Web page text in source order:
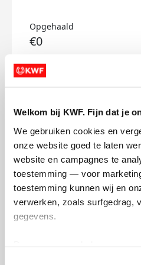
Welkom bij KWF. Fijn dat je
We gebruiken cookies en
onze website goed te laten
website en campagnes te
toestemming — voor
toestemming kunnen wij en
verwerken, zoals surfgedrag,
gegevens.
Opgehaald
€0
Doneer
Kaz's